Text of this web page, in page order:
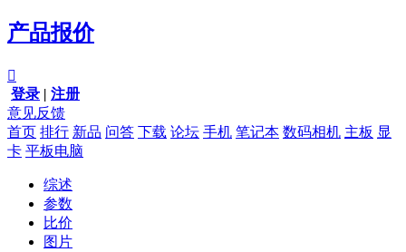
产品报价

登录 | 注册
意见反馈
首页 排行 新品 问答 下载 论坛 手机 笔记本 数码相机 主板 显
卡 平板电脑
综述
参数
比价
图片